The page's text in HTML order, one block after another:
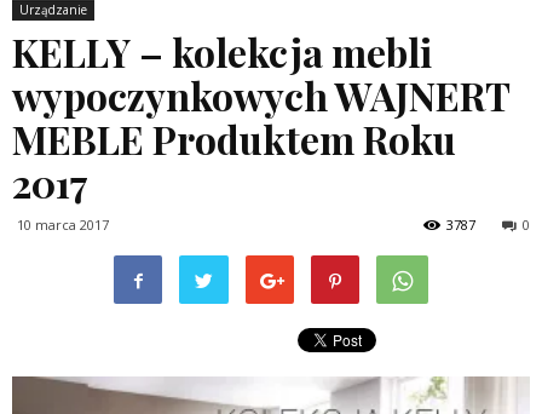
Urządzanie
KELLY – kolekcja mebli
wypoczynkowych WAJNERT
MEBLE Produktem Roku
2017
10 marca 2017 0
3787